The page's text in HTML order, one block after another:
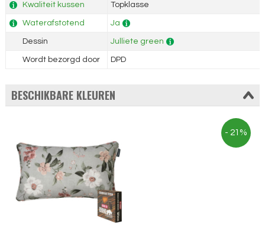
Kwaliteit kussen Topklasse
Waterafstotend Ja
Dessin Julliete green
Wordt bezorgd door DPD
BESCHIKBARE KLEUREN
- 21%